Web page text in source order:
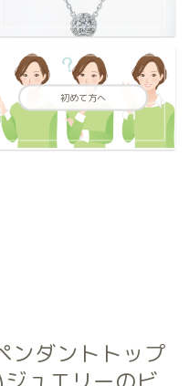
初めて方へ
ンダントトップ